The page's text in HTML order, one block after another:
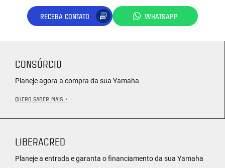
RECEBA CONTATO WHATSAPP
CONSÓRCIO
Planeje agora a compra da sua Yamaha
QUERO SABER MAIS +
LIBERACRED
Planeje a entrada e garanta o financiamento da sua Yamaha